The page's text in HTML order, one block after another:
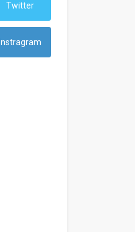
Twitter
Instragram